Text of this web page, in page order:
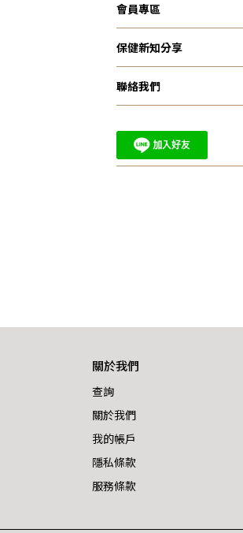
會員專區
保健新知分享
聯絡我們
關於我們
查詢
關於我們
我的帳戶
隱私條款
服務條款